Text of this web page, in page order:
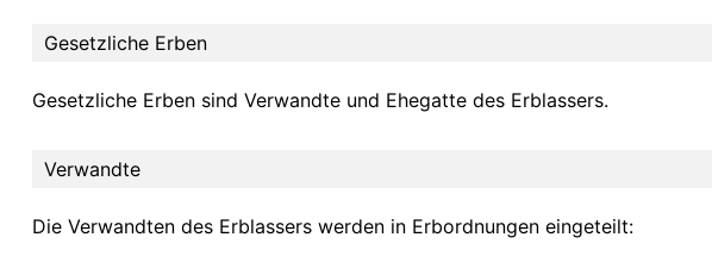
Gesetzliche Erben
Gesetzliche Erben sind Verwandte und Ehegatte des Erblassers.
Verwandte
Die Verwandten des Erblassers werden in Erbordnungen eingeteilt: